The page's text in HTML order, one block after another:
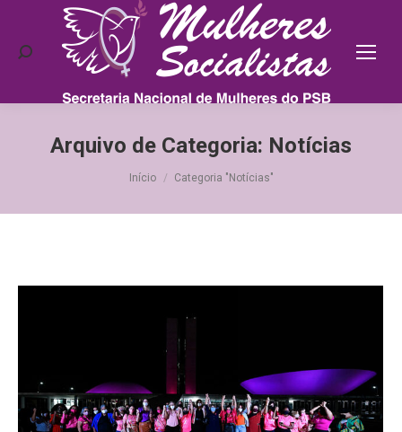
Search:
Arquivo de Categoria: Notícias
Você está aqui:
Início Categoria "Notícias"